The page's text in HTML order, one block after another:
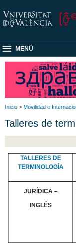
MENÚ
Inicio > Movilidad e
Talleres de
TALLERES DE
TERMINOLOGÍA
JURÍDICA –
INGLÉS